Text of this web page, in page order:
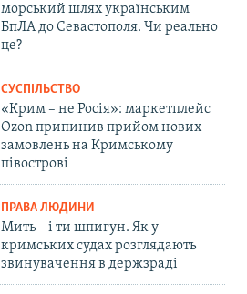
морський шлях українським
БпЛА до Севастополя. Чи реально
це?
СУСПІЛЬСТВО
«Крим – не Росія»: маркетплейс
Ozon припинив прийом нових
замовлень на Кримському
півострові
ПРАВА ЛЮДИНИ
Мить – і ти шпигун. Як у
кримських судах розглядають
звинувачення в держзраді